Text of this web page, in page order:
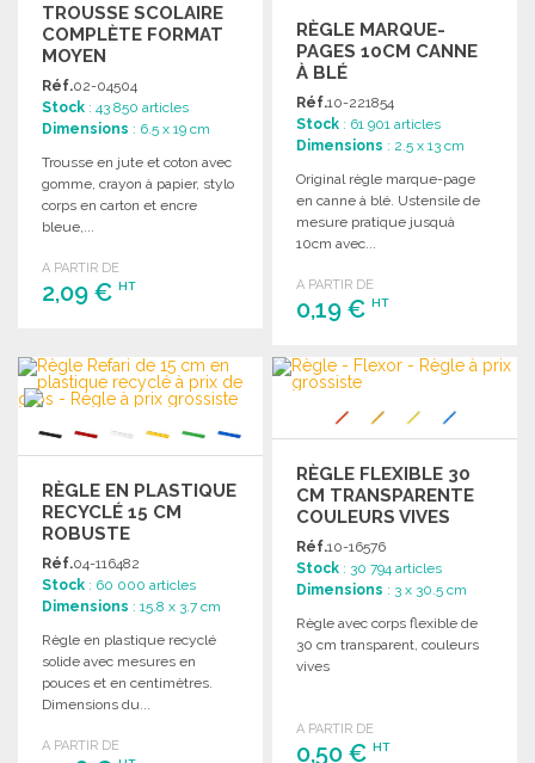
TROUSSE SCOLAIRE
COMPLÈTE FORMAT
MOYEN
Réf.02-04504
Stock : 43 850 articles
Dimensions : 6.5 x 19 cm
Trousse en jute et coton avec
gomme, crayon à papier, stylo
corps en carton et encre
bleue,...
A PARTIR DE
2,09 € HT
Demander un devis
RÈGLE MARQUE-
PAGES 10CM CANNE
À BLÉ
Réf.10-221854
Stock : 61 901 articles
Dimensions : 2.5 x 13 cm
Original règle marque-page
en canne à blé. Ustensile de
mesure pratique jusquà
10cm avec...
A PARTIR DE
0,19 €HT
COMMANDER
RÈGLE EN PLASTIQUE
RECYCLÉ 15 CM
ROBUSTE
Réf.04-116482
Stock : 60 000 articles
Dimensions : 15.8 x 3.7 cm
Règle en plastique recyclé
solide avec mesures en
pouces et en centimètres.
Dimensions du...
A PARTIR DE
RÈGLE FLEXIBLE 30
CM TRANSPARENTE
COULEURS VIVES
Réf.10-16576
Stock : 30 794 articles
Dimensions : 3 x 30.5 cm
Règle avec corps flexible de
30 cm transparent, couleurs
vives
A PARTIR DE
0,50 €HT